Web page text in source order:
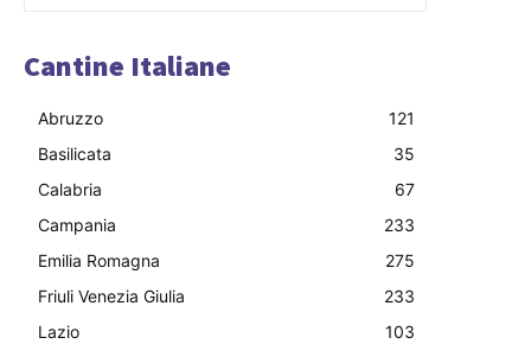
Cantine Italiane
Abruzzo
121
Basilicata
35
Calabria
67
Campania
233
Emilia Romagna
275
Friuli Venezia Giulia
233
Lazio
103